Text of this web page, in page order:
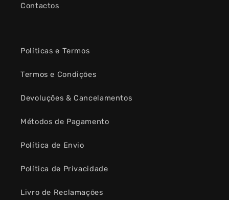
Contactos
Políticas e Termos
Termos e Condições
Devoluções & Cancelamentos
Métodos de Pagamento
Política de Envio
Política de Privacidade
Livro de Reclamações